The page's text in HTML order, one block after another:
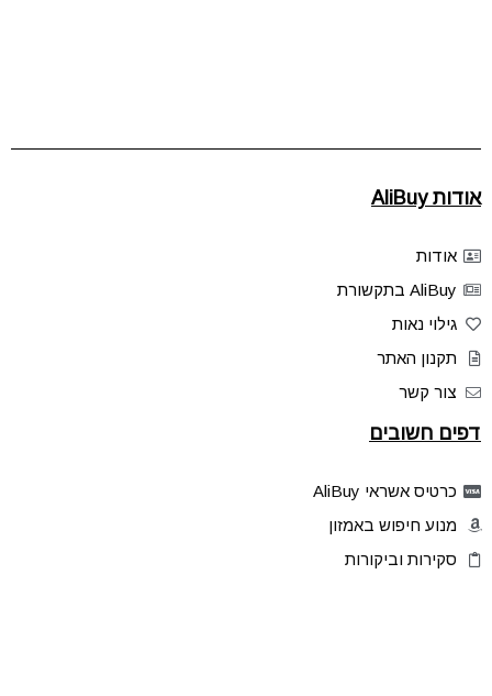
אודות AliBuy
אודות
AliBuy בתקשורת
גילוי נאות
תקנון האתר
צור קשר
דפים חשובים
כרטיס אשראי AliBuy
מנוע חיפוש באמזון
סקירות וביקורות